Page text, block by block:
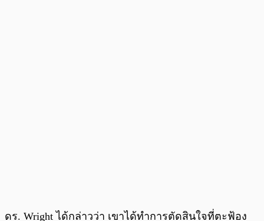
ดร. Wright ได้กล่าวว่า เขาได้ทำการตัดสินใจที่ตะฟ้อง